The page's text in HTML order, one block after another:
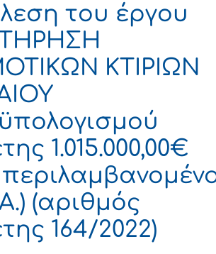
του έργου
ΚΤΙΡΙΩΝ
1.015.000,00€
(αριθμός
164/2022)